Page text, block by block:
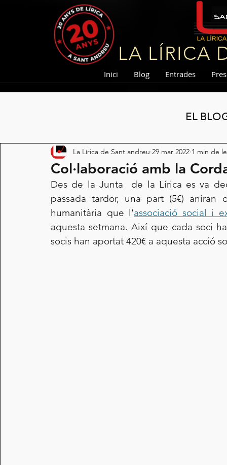
LA LÍRICA
Inici Blog Entrades
Col·laboració amb la
La Lírica de Sant andreu 29 mar 2022 1 min de
Des de la Junta  de la Lírica es va
passada tardor, una part (5€)
humanitària que l'associació social i
aquesta setmana. Així que cada soci
socis han aportat 420€ a aquesta acció
EL